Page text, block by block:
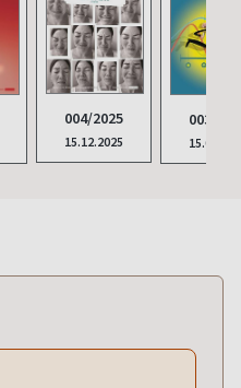
004/2025
15.12.2025
003/